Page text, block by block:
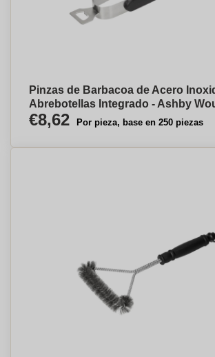
Pinzas de Barbacoa de Acero
Abrebotellas Integrado - Ashby
€8,62 Por pieza, base en 250 piezas